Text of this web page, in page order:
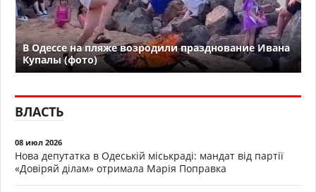
В Одессе на пляже возродили празднование Ивана
Купалы (фото)
ВЛАСТЬ
08 июл 2026
Нова депутатка в Одеській міськраді: мандат від партії
«Довіряй ділам» отримала Марія Поправка